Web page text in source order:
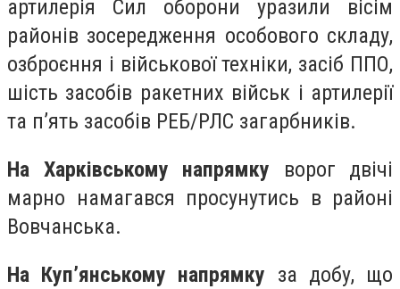
артилерія Сил оборони уразили вісім
районів зосередження особового складу,
озброєння і військової техніки, засіб ППО,
шість засобів ракетних військ і артилерії
та п’ять засобів РЕБ/РЛС загарбників.
На Харківському напрямку ворог двічі
марно намагався просунутись в районі
Вовчанська.
На Куп’янському напрямку за добу, що